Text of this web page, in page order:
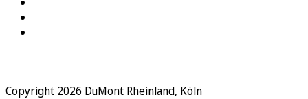
Copyright 2026 DuMont Rheinland, Köln